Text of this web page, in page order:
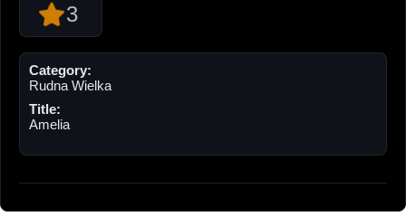
3
Category:
Rudna Wielka
Title:
Amelia